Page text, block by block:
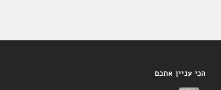
הכי עניין אתכם